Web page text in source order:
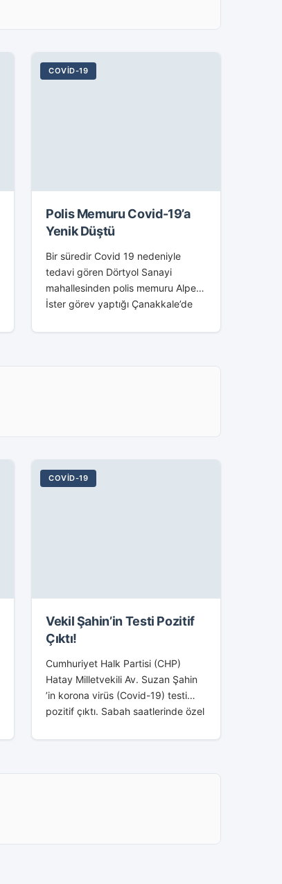
COVID-19
Polis Memuru Covid-19’a
Yenik Düştü
Bir süredir Covid 19 nedeniyle
tedavi gören Dörtyol Sanayi
mahallesinden polis memuru Alper
İster görev yaptığı Çanakkale’de
cenazesi yarın Cuma namazina
COVID-19
Vekil Şahin’in Testi Pozitif
Çıktı!
Cumhuriyet Halk Partisi (CHP)
Hatay Milletvekili Av. Suzan Şahin
’in korona virüs (Covid-19) testi
pozitif çıktı. Sabah saatlerinde özel
milletvekili Şahin’in testinin pozitif